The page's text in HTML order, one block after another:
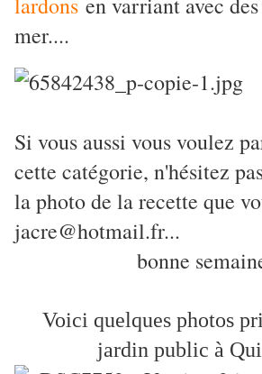
mer....
Si vous aussi vous voulez
cette catégorie, n'hésitez
la photo de la recette que
jacre@hotmail.fr...
bonne
Voici quelques photos
jardin public à